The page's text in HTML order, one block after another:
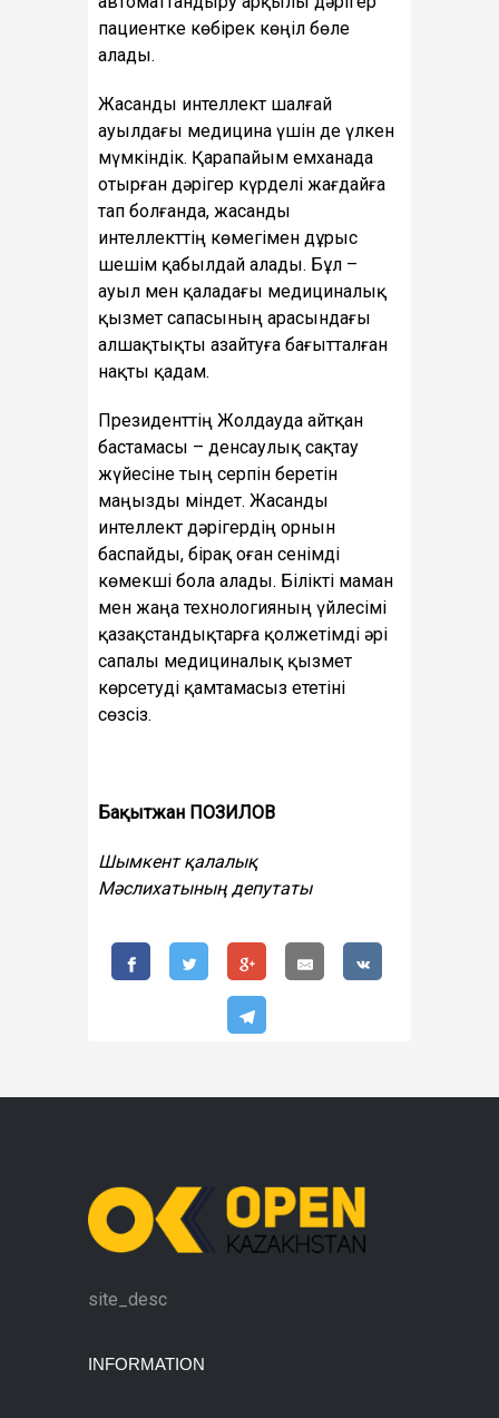
пациентке көбірек көңіл бөле
алады.
Жасанды интеллект шалғай
ауылдағы медицина үшін де үлкен
мүмкіндік. Қарапайым емханада
отырған дәрігер күрделі жағдайға
тап болғанда, жасанды
интеллекттің көмегімен дұрыс
шешім қабылдай алады. Бұл –
ауыл мен қаладағы медициналық
қызмет сапасының арасындағы
алшақтықты азайтуға бағытталған
нақты қадам.
Президенттің Жолдауда айтқан
бастамасы – денсаулық сақтау
жүйесіне тың серпін беретін
маңызды міндет. Жасанды
интеллект дәрігердің орнын
баспайды, бірақ оған сенімді
көмекші бола алады. Білікті маман
мен жаңа технологияның үйлесімі
қазақстандықтарға қолжетімді әрі
сапалы медициналық қызмет
көрсетуді қамтамасыз ететіні
сөзсіз.
Бақытжан ПОЗИЛОВ
Шымкент қалалық
Мәслихатының депутаты
site_desc
INFORMATION